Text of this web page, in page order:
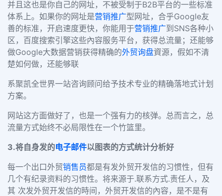
并且这也是你自己的网址，不被受制于B2B平台的一些标准
体系上。如果你的网址是营销推广型网址，合乎Google友
善的标准，开启速度更快，你能用于营销推广到SNS各种小
区，百度搜索引擎这些內容服务平台，获得总流量；还能够
做Google大数据营销获得精确的外贸询盘資源，假如不清
楚如何做，还能够联
系聚凯全世界一站咨询顾问给予技术专业的精确落地式计划
方案。
网站这方面做好了，也是一个强有力的核弹。总而言之，总
流量方式始终不必局限性在一个竹篮里。
3.将自身发的电子邮件以图表的方式统计分析好
每一个出口外贸销售员都是有发外贸开发信的习惯性，但有
几个有纪录资料的习惯性。将来源于.联系方式.责任人，及
其 次发外贸开发信的時间，外贸开发信的內容，是不是有